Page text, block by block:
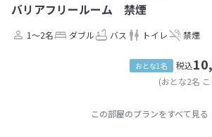
バリアフリールーム 禁煙
1～2名 ダブル バス トイレ 禁煙
おとな1名 税込
(おとな2名
この部屋のプランをすべて見る